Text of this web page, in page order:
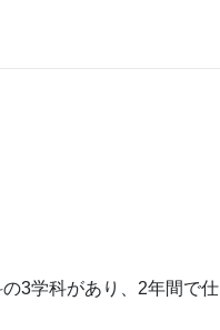
3学科があり、2年間で仕